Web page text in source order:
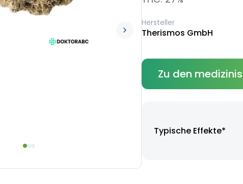
Hersteller
Therismos GmbH
Zu den
Typische Effekte*